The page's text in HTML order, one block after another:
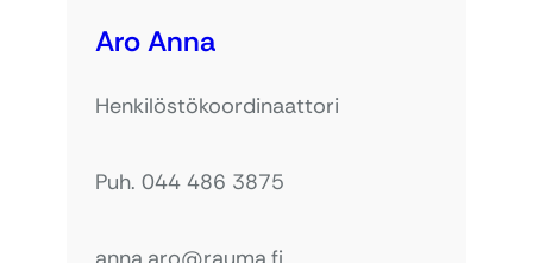
Aro Anna
Henkilöstökoordinaattori
Puh. 044 486 3875